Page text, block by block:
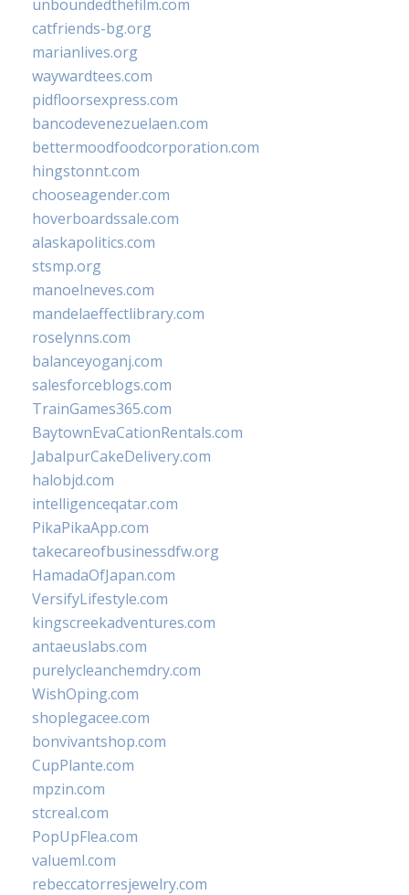
unboundedthefilm.com
catfriends-bg.org
marianlives.org
waywardtees.com
pidfloorsexpress.com
bancodevenezuelaen.com
bettermoodfoodcorporation.com
hingstonnt.com
chooseagender.com
hoverboardssale.com
alaskapolitics.com
stsmp.org
manoelneves.com
mandelaeffectlibrary.com
roselynns.com
balanceyoganj.com
salesforceblogs.com
TrainGames365.com
BaytownEvaCationRentals.com
JabalpurCakeDelivery.com
halobjd.com
intelligenceqatar.com
PikaPikaApp.com
takecareofbusinessdfw.org
HamadaOfJapan.com
VersifyLifestyle.com
kingscreekadventures.com
antaeuslabs.com
purelycleanchemdry.com
WishOping.com
shoplegacee.com
bonvivantshop.com
CupPlante.com
mpzin.com
stcreal.com
PopUpFlea.com
valueml.com
rebeccatorresjewelry.com